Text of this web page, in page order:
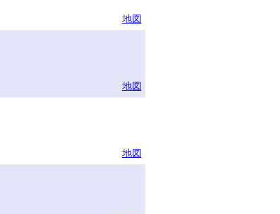
地図
地図
地図